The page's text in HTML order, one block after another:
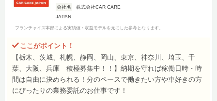
会社名
株式会社CAR CARE
JAPAN
フランチャイズ本部による実績値・収益モデルを元にした参考となります。
ここがポイント！
【栃木、茨城、札幌、静岡、岡山、東京、神奈川、埼玉、千
葉、大阪、兵庫 積極募集中！！】納期を守れば稼働日時・時
間は自由に決められる！分のペースで働きたい方や車好きの方
にぴったりの業務委託のお仕事です！